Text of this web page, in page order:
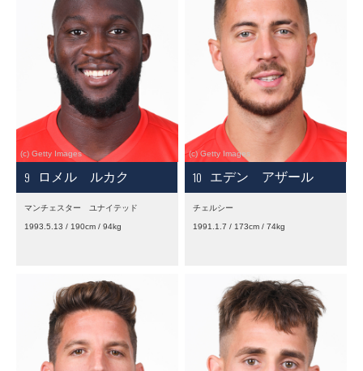
9 ロメル ルカク
マンチェスター ユナイテッド
1993.5.13 / 190cm / 94kg
10 エデン アザール
チェルシー
1991.1.7 / 173cm / 74kg